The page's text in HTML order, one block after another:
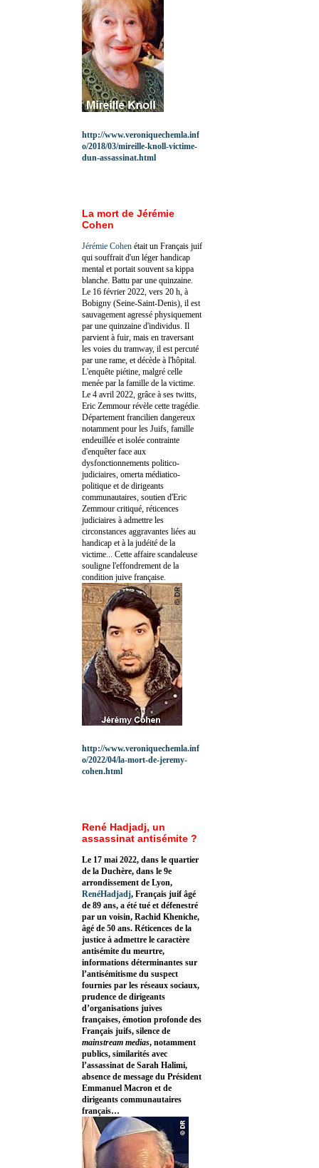
http://www.veroniquechemla.inf
o/2018/03/mireille-knoll-victime-
dun-assassinat.html
La mort de Jérémie
Cohen
Jérémie Cohen était un Français juif
qui souffrait d'un léger handicap
mental et portait souvent sa kippa
blanche. Battu par une quinzaine.
Le 16 février 2022, vers 20 h, à
Bobigny (Seine-Saint-Denis), il est
sauvagement agressé physiquement
par une quinzaine d'individus. Il
parvient à fuir, mais en traversant
les voies du tramway, il est percuté
par une rame, et décède à l'hôpital.
L'enquête piétine, malgré celle
menée par la famille de la victime.
Le 4 avril 2022, grâce à ses twitts,
Eric Zemmour révèle cette tragédie.
Département francilien dangereux
notamment pour les Juifs, famille
endeuillée et isolée contrainte
d'enquêter face aux
dysfonctionnements politico-
judiciaires, omerta médiatico-
politique et de dirigeants
communautaires, soutien d'Eric
Zemmour critiqué, réticences
judiciaires à admettre les
circonstances aggravantes liées au
handicap et à la judéité de la
victime... Cette affaire scandaleuse
souligne l'effondrement de la
condition juive française.
http://www.veroniquechemla.inf
o/2022/04/la-mort-de-jeremy-
cohen.html
René Hadjadj, un
assassinat antisémite ?
Le 17 mai 2022, dans le quartier
de la Duchère, dans le 9e
arrondissement de Lyon,
RenéHadjadj, Français juif âgé
de 89 ans, a été tué et défenestré
par un voisin, Rachid Kheniche,
âgé de 50 ans. Réticences de la
justice à admettre le caractère
antisémite du meurtre,
informations déterminantes sur
l’antisémitisme du suspect
fournies par les réseaux sociaux,
prudence de dirigeants
d’organisations juives
françaises, émotion profonde des
Français juifs, silence de
mainstream medias, notamment
publics, similarités avec
l’assassinat de Sarah Halimi,
absence de message du Président
Emmanuel Macron et de
dirigeants communautaires
français…